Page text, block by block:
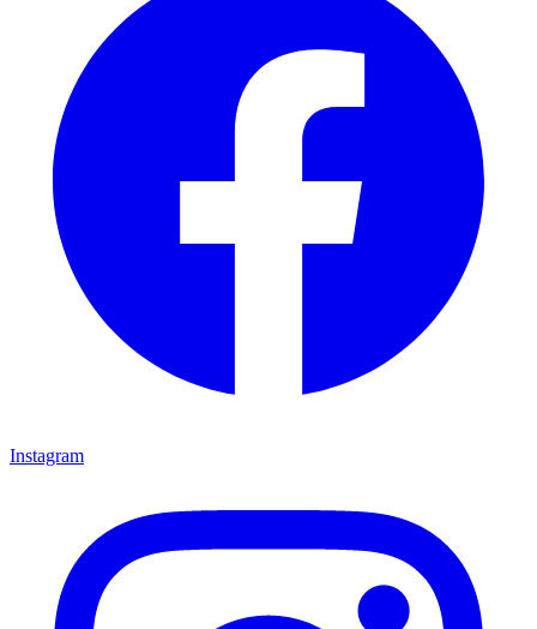
Instagram